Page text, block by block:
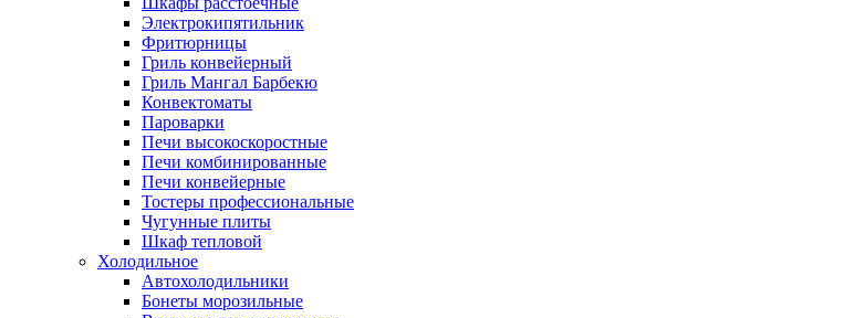
Электрокипятильник
Фритюрницы
Гриль конвейерный
Гриль Мангал Барбекю
Конвектоматы
Пароварки
Печи высокоскоростные
Печи комбинированные
Печи конвейерные
Тостеры профессиональные
Чугунные плиты
Шкаф тепловой
Холодильное
Автохолодильники
Бонеты морозильные